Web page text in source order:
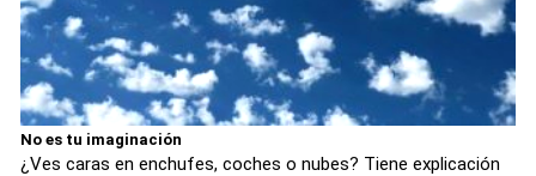
No es tu imaginación
¿Ves caras en enchufes, coches o nubes? Tiene explicación